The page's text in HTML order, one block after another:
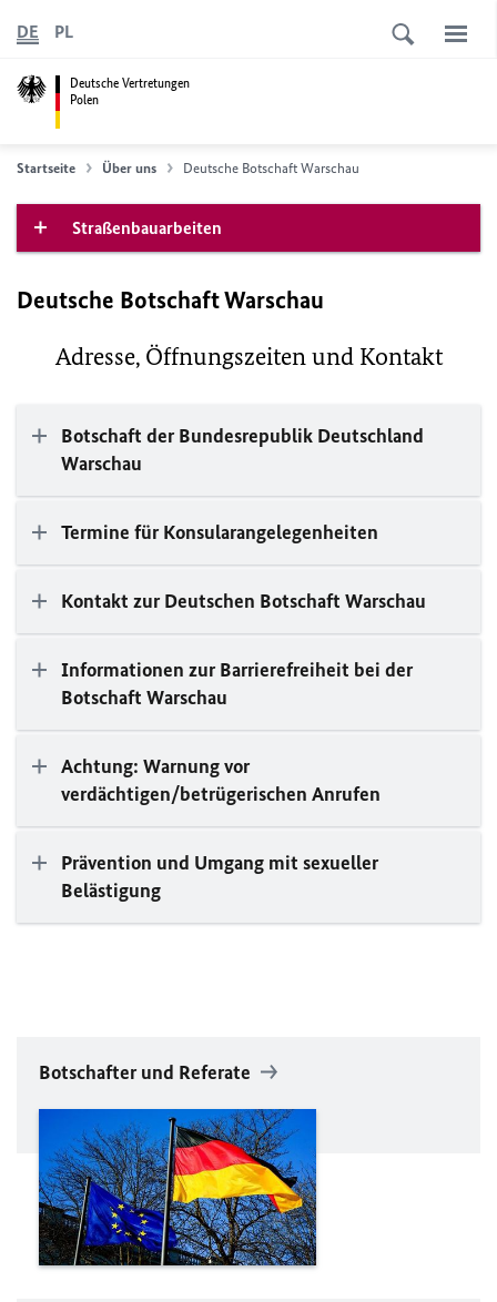
Deutsche Vertretungen
Polen
DE PL
Startseite Über uns Deutsche Botschaft Warschau
Straßenbauarbeiten
Deutsche Botschaft Warschau
Adresse, Öffnungszeiten und Kontakt
Botschaft der Bundesrepublik Deutschland
Warschau
Termine für Konsularangelegenheiten
Kontakt zur Deutschen Botschaft Warschau
Informationen zur Barrierefreiheit bei der
Botschaft Warschau
Achtung: Warnung vor
verdächtigen/betrügerischen Anrufen
Prävention und Umgang mit sexueller
Belästigung
Botschafter und Referate